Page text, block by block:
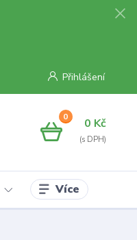
Přihlášení
0 0 Kč
Více